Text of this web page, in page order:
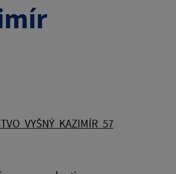
VYŠNÝ KAZIMÍR 57